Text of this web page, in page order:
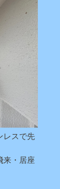
レスで先
来・居座